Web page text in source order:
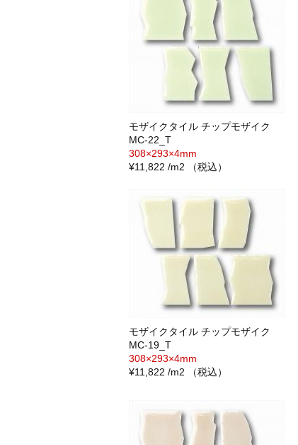
モザイクタイル チップモザイク
MC-22_T
308×293×4mm
¥11,822 /m2 （税込）
モザイクタイル チップモザイク
MC-19_T
308×293×4mm
¥11,822 /m2 （税込）